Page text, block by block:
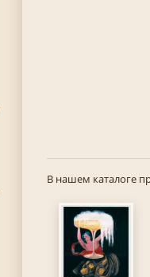
В нашем каталоге